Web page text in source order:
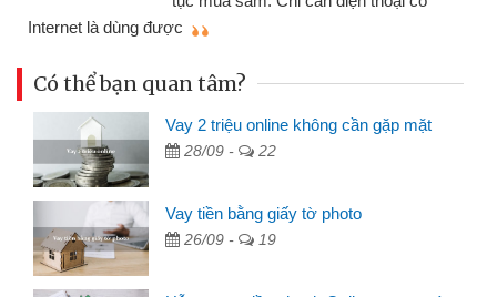
Có thể bạn quan tâm?
Vay 2 triệu online không cần gặp mặt
28/09 - 22
Vay tiền bằng giấy tờ photo
26/09 - 19